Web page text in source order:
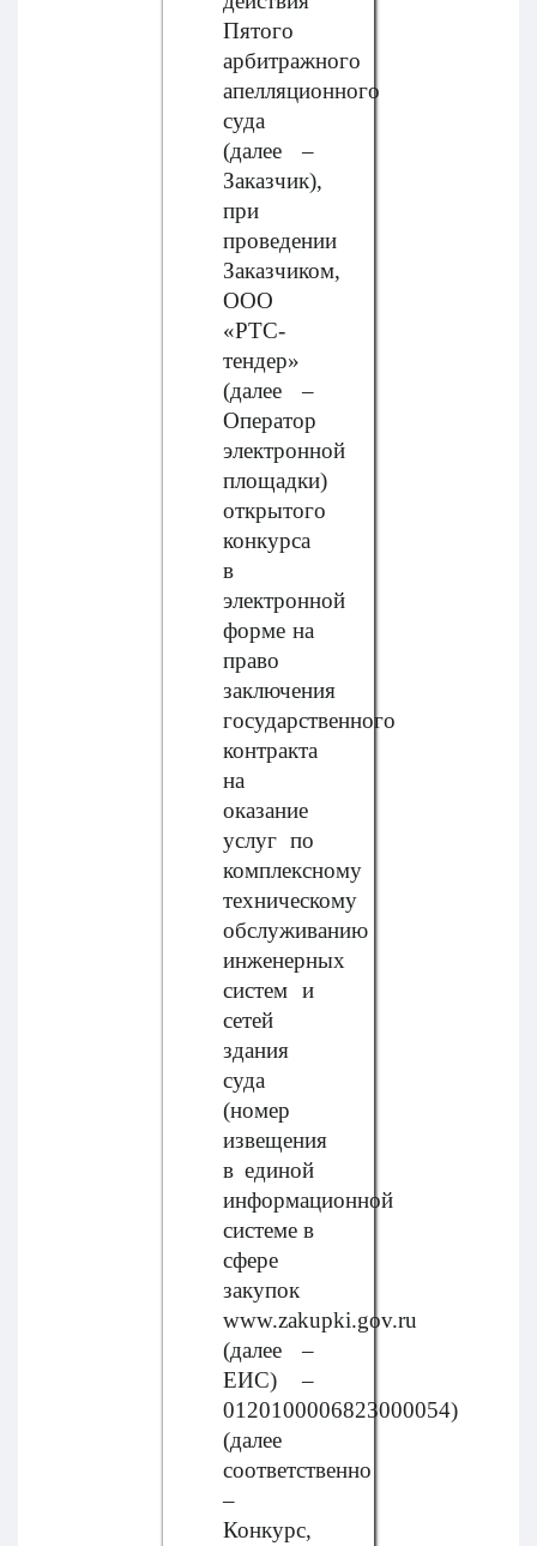
Пятого
арбитражного
апелляционного
суда
(далее –
Заказчик),
при
проведении
Заказчиком,
ООО
«РТС-
тендер»
(далее –
Оператор
электронной
площадки)
открытого
конкурса
в
электронной
форме на
право
заключения
государственного
контракта
на
оказание
услуг по
комплексному
техническому
обслуживанию
инженерных
систем и
сетей
здания
суда
(номер
извещения
в единой
информационной
системе в
сфере
закупок
www.zakupki.gov.ru
(далее –
ЕИС) –
0120100006823000054)
(далее
соответственно
–
Конкурс,